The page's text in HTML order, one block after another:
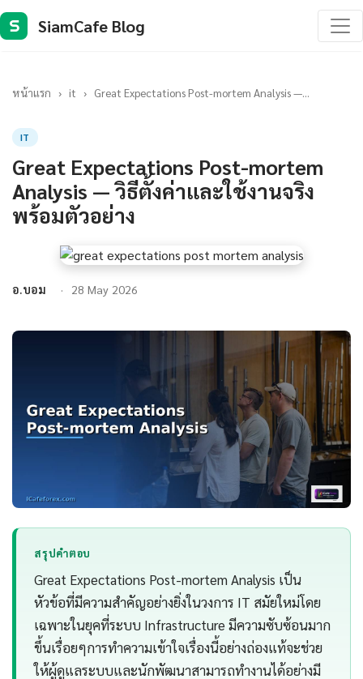
S SiamCafe Blog
หน้าแรก › it › Great Expectations Post-mortem Analysis —...
IT
Great Expectations Post-mortem
Analysis — วิธีตั้งค่าและใช้งานจริง
พร้อมตัวอย่าง
อ.บอม 28 May 2026
สรุปคำตอบ
Great Expectations Post-mortem Analysis เป็น
หัวข้อที่มีความสำคัญอย่างยิ่งในวงการ IT สมัยใหม่โดย
เฉพาะในยุคที่ระบบ Infrastructure มีความซับซ้อนมาก
ขึ้นเรื่อยๆการทำความเข้าใจเรื่องนี้อย่างถ่องแท้จะช่วย
ให้ผู้ดูแลระบบและนักพัฒนาสามารถทำงานได้อย่างมี